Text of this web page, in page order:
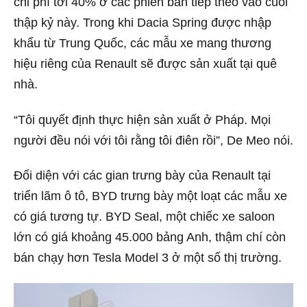
thập kỷ này. Trong khi Dacia Spring được nhập
khẩu từ Trung Quốc, các mẫu xe mang thương
hiệu riêng của Renault sẽ được sản xuất tại quê
nhà.
“Tôi quyết định thực hiện sản xuất ở Pháp. Mọi
người đều nói với tôi rằng tôi điên rồi”, De Meo nói.
Đối diện với các gian trưng bày của Renault tại
triển lãm ô tô, BYD trưng bày một loạt các mẫu xe
có giá tương tự. BYD Seal, một chiếc xe saloon
lớn có giá khoảng 45.000 bảng Anh, thậm chí còn
bán chạy hơn Tesla Model 3 ở một số thị trường.